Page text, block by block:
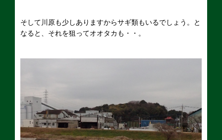
そして川原も少しありますからサギ類もいるでしょう。と
なると、それを狙ってオオタカも・・。